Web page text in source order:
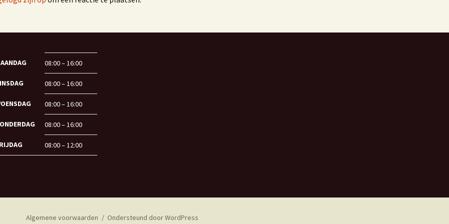
08:00 – 16:00
08:00 – 16:00
08:00 – 16:00
08:00 – 16:00
08:00 – 12:00
Algemene voorwaarden Ondersteund door WordPress